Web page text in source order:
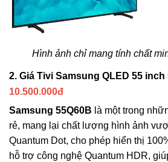
Hình ảnh chỉ mang tính chất
2. Giá Tivi Samsung QLED 55 inch
10.500.000đ
Samsung 55Q60B là một trong
rẻ, mang lại chất lượng hình ảnh
Quantum Dot, cho phép hiển thị
hỗ trợ công nghệ Quantum HDR,